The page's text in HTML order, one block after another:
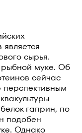
сырья.
муке. Об
сейчас
перспективным
гаприн, по
подобен
Однако